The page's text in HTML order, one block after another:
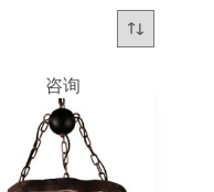
咨询